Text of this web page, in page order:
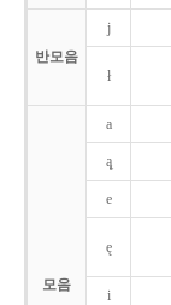
반모음
j
ł
모음
a
ą̨
e
ę
i